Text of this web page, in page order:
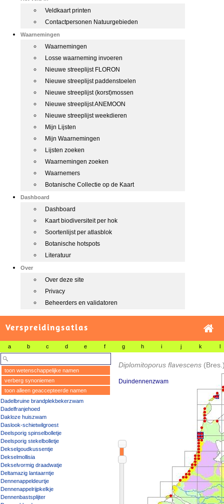
Veldkaart printen
Contactpersonen Natuurgebieden
Waarnemingen
Waarnemingen
Losse waarneming invoeren
Nieuwe streeplijst FLORON
Nieuwe streeplijst paddenstoelen
Nieuwe streeplijst (korst)mossen
Nieuwe streeplijst ANEMOON
Nieuwe streeplijst weekdieren
Mijn Lijsten
Mijn Waarnemingen
Lijsten zoeken
Waarnemingen zoeken
Waarnemers
Botanische Collectie op de Kaart
Dashboard
Dashboard
Kaart biodiversiteit per hok
Soortenlijst per atlasblok
Botanische hotspots
Literatuur
Over
Over deze site
Privacy
Beheerders en validatoren
Verspreidingsatlas
a b c d e f g h i j k l
toon wetenschappelijke namen
verberg synoniemen
toon alleen geaccepteerde namen
Dadelbruine brandplekbekerzwam
Dadelfranjehoed
Dakloze huiszwam
Daslook-schietwilgroest
Deelsporig spinselbolletje
Deelsporig stekelbolletje
Dekselgoudkussentje
Dekselmollisia
Dekselvormig draadwatje
Deltamazig lantaarntje
Dennenappeldeurtje
Dennenappelrijpkelkje
Dennenbastsplijter
Diplomitoporus flavescens
Duindennenzwam